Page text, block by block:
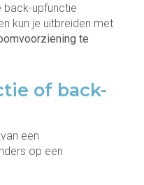
back-upfunctie
kun je uitbreiden met
te
of back-
een
op een